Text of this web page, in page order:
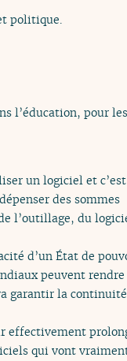
politique.
l’éducation, pour les
un logiciel et
des sommes
l’outillage, du
d’un État de
peuvent rendre
garantir la continuité
effectivement
qui vont